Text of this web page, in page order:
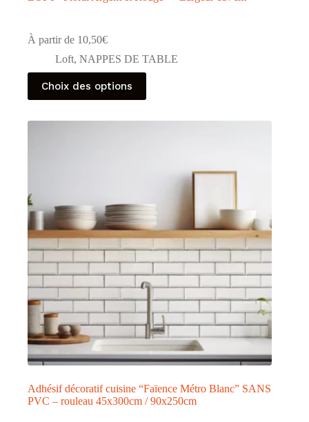
À partir de 10,50€
Loft, NAPPES DE TABLE
Choix des options
Ce
produit
a
sur
la
page
du
produit
Adhésif décoratif cuisine “Faïence Métro Blanc” SANS
PVC – rouleau 45x300cm / 90x250cm